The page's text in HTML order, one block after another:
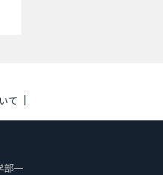
て
部一